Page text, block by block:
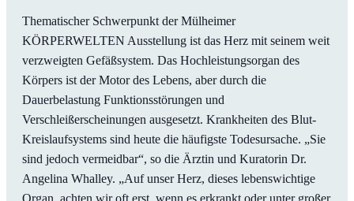
Thematischer Schwerpunkt der Mülheimer
KÖRPERWELTEN Ausstellung ist das Herz mit seinem weit
verzweigten Gefäßsystem. Das Hochleistungsorgan des
Körpers ist der Motor des Lebens, aber durch die
Dauerbelastung Funktionsstörungen und
Verschleißerscheinungen ausgesetzt. Krankheiten des Blut-
Kreislaufsystems sind heute die häufigste Todesursache. „Sie
sind jedoch vermeidbar“, so die Ärztin und Kuratorin Dr.
Angelina Whalley. „Auf unser Herz, dieses lebenswichtige
Organ, achten wir oft erst, wenn es erkrankt oder unter großer